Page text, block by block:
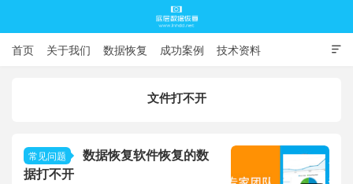

首页 关于我们 数据恢复 成功案例 技术资料
文件打不开
常见问题
数据恢复软件恢复的数
据打不开